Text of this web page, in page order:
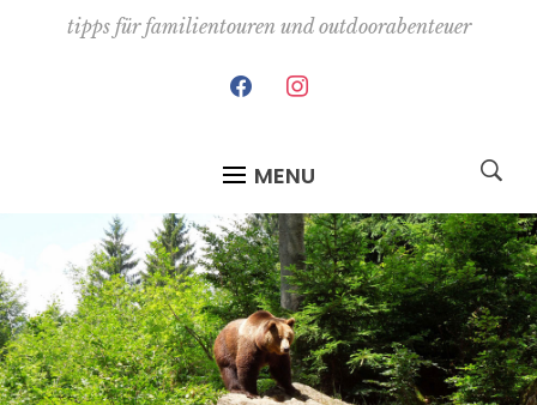
tipps für familientouren und outdoorabenteuer
facebookinstagram
MENU